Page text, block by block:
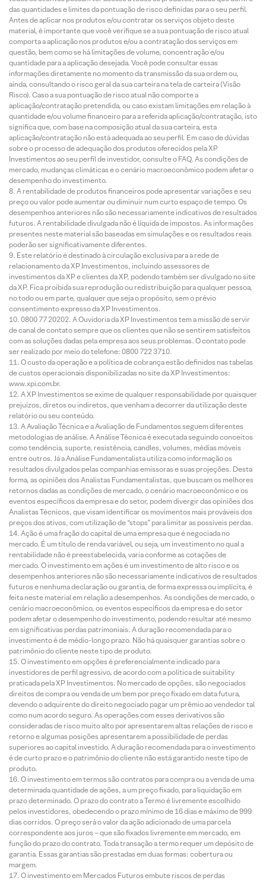
das quantidades e limites da pontuação de risco definidas para o seu perfil.
Antes de aplicar nos produtos e/ou contratar os serviços objeto deste
material, é importante que você verifique se a sua pontuação de risco atual
comporta a aplicação nos produtos e/ou a contratação dos serviços em
questão, bem como se há limitações de volume, concentração e/ou
quantidade para a aplicação desejada. Você pode consultar essas
informações diretamente no momento da transmissão da sua ordem ou,
ainda, consultando o risco geral da sua carteira na tela de carteira (Visão
Risco). Caso a sua pontuação de risco atual não comporte a
aplicação/contratação pretendida, ou caso existam limitações em relação à
quantidade e/ou volume financeiro para a referida aplicação/contratação, isto
significa que, com base na composição atual da sua carteira, esta
aplicação/contratação não está adequada ao seu perfil. Em caso de dúvidas
sobre o processo de adequação dos produtos oferecidos pela XP
Investimentos ao seu perfil de investidor, consulte o FAQ. As condições de
mercado, mudanças climáticas e o cenário macroeconômico podem afetar o
desempenho do investimento.
A rentabilidade de produtos financeiros pode apresentar variações e seu
preço ou valor pode aumentar ou diminuir num curto espaço de tempo. Os
desempenhos anteriores não são necessariamente indicativos de resultados
futuros. A rentabilidade divulgada não é líquida de impostos. As informações
presentes neste material são baseadas em simulações e os resultados reais
poderão ser significativamente diferentes.
Este relatório é destinado à circulação exclusiva para a rede de
relacionamento da XP Investimentos, incluindo assessores de
investimentos da XP e clientes da XP, podendo também ser divulgado no site
da XP. Fica proibida sua reprodução ou redistribuição para qualquer pessoa,
no todo ou em parte, qualquer que seja o propósito, sem o prévio
consentimento expresso da XP Investimentos.
0800 77 20202. A Ouvidoria da XP Investimentos tem a missão de servir
de canal de contato sempre que os clientes que não se sentirem satisfeitos
com as soluções dadas pela empresa aos seus problemas. O contato pode
ser realizado por meio do telefone: 0800 722 3710.
O custo da operação e a política de cobrança estão definidos nas tabelas
de custos operacionais disponibilizadas no site da XP Investimentos:
www.xpi.com.br.
A XP Investimentos se exime de qualquer responsabilidade por quaisquer
prejuízos, diretos ou indiretos, que venham a decorrer da utilização deste
relatório ou seu conteúdo.
A Avaliação Técnica e a Avaliação de Fundamentos seguem diferentes
metodologias de análise. A Análise Técnica é executada seguindo conceitos
como tendência, suporte, resistência, candles, volumes, médias móveis
entre outros. Já a Análise Fundamentalista utiliza como informação os
resultados divulgados pelas companhias emissoras e suas projeções. Desta
forma, as opiniões dos Analistas Fundamentalistas, que buscam os melhores
retornos dadas as condições de mercado, o cenário macroeconômico e os
eventos específicos da empresa e do setor, podem divergir das opiniões dos
Analistas Técnicos, que visam identificar os movimentos mais prováveis dos
preços dos ativos, com utilização de “stops” para limitar as possíveis perdas.
Ação é uma fração do capital de uma empresa que é negociada no
mercado. É um título de renda variável, ou seja, um investimento no qual a
rentabilidade não é preestabelecida, varia conforme as cotações de
mercado. O investimento em ações é um investimento de alto risco e os
desempenhos anteriores não são necessariamente indicativos de resultados
futuros e nenhuma declaração ou garantia, de forma expressa ou implícita, é
feita neste material em relação a desempenhos. As condições de mercado, o
cenário macroeconômico, os eventos específicos da empresa e do setor
podem afetar o desempenho do investimento, podendo resultar até mesmo
em significativas perdas patrimoniais. A duração recomendada para o
investimento é de médio-longo prazo. Não há quaisquer garantias sobre o
patrimônio do cliente neste tipo de produto.
O investimento em opções é preferencialmente indicado para
investidores de perfil agressivo, de acordo com a política de suitability
praticada pela XP Investimentos. No mercado de opções, são negociados
direitos de compra ou venda de um bem por preço fixado em data futura,
devendo o adquirente do direito negociado pagar um prêmio ao vendedor tal
como num acordo seguro. As operações com esses derivativos são
consideradas de risco muito alto por apresentarem altas relações de risco e
retorno e algumas posições apresentarem a possibilidade de perdas
superiores ao capital investido. A duração recomendada para o investimento
é de curto prazo e o patrimônio do cliente não está garantido neste tipo de
produto.
O investimento em termos são contratos para compra ou a venda de uma
determinada quantidade de ações, a um preço fixado, para liquidação em
prazo determinado. O prazo do contrato a Termo é livremente escolhido
pelos investidores, obedecendo o prazo mínimo de 16 dias e máximo de 999
dias corridos. O preço será o valor da ação adicionado de uma parcela
correspondente aos juros – que são fixados livremente em mercado, em
função do prazo do contrato. Toda transação a termo requer um depósito de
garantia. Essas garantias são prestadas em duas formas: cobertura ou
margem.
O investimento em Mercados Futuros embute riscos de perdas